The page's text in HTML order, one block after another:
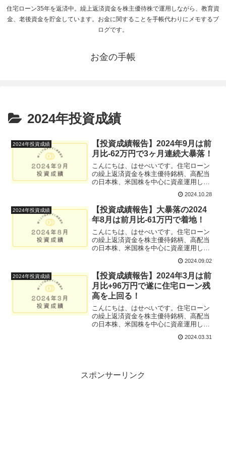
住宅ローン35年を返済中。繰上返済資金を株主優待株で運用しながら、教育資
金、老後資金を貯金しています。お金に関することを手帳代わりにメモするブ
ログです。
お金の手帳
2024年投資成績
2024年投資成績
【投資成績報告】2024年9月は前
月比-62万円で3ヶ月連続大暴落！
こんにちは、はせべいです。住宅ローン
の繰上返済資金を株主優待銘柄、高配当
の日本株、米国株を中心に資産運用して
いる40代のサラリーマンです。すでに10
月下旬になりますが、今日は2024年9月の
投資成績を振り返ります。8月5日の日経
平均過去最大...
2024.10.28
2024年投資成績
【投資成績報告】大暴落の2024
年8月は前月比-61万円で着地！
こんにちは、はせべいです。住宅ローン
の繰上返済資金を株主優待銘柄、高配当
の日本株、米国株を中心に資産運用して
ログ更新しますが、今日は、2024年8月の
投資成績を振り返ります。2024年8月は、
8月5日の...
2024.09.02
2024年投資成績
【投資成績報告】2024年3月は前
月比+96万円で遂に住宅ローン残
高を上回る！
こんにちは、はせべいです。住宅ローン
の繰上返済資金を株主優待銘柄、高配当
の日本株、米国株を中心に資産運用して
2024年3月の投資成績を振り返ります。
2024.03.31
スポンサーリンク